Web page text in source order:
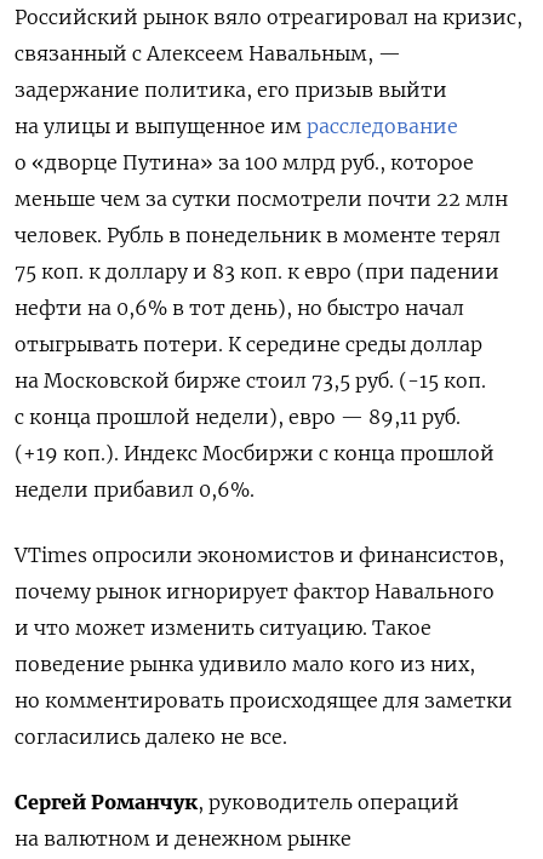
Российский рынок вяло отреагировал на кризис,
связанный с Алексеем Навальным, —
задержание политика, его призыв выйти
на улицы и выпущенное им расследование
о «дворце Путина» за 100 млрд руб., которое
меньше чем за сутки посмотрели почти 22 млн
человек. Рубль в понедельник в моменте терял
75 коп. к доллару и 83 коп. к евро (при падении
нефти на 0,6% в тот день), но быстро начал
отыгрывать потери. К середине среды доллар
на Московской бирже стоил 73,5 руб. (-15 коп.
с конца прошлой недели), евро — 89,11 руб.
(+19 коп.). Индекс Мосбиржи с конца прошлой
недели прибавил 0,6%.
VTimes опросили экономистов и финансистов,
почему рынок игнорирует фактор Навального
и что может изменить ситуацию. Такое
поведение рынка удивило мало кого из них,
но комментировать происходящее для заметки
согласились далеко не все.
Сергей Романчук, руководитель операций
на валютном и денежном рынке